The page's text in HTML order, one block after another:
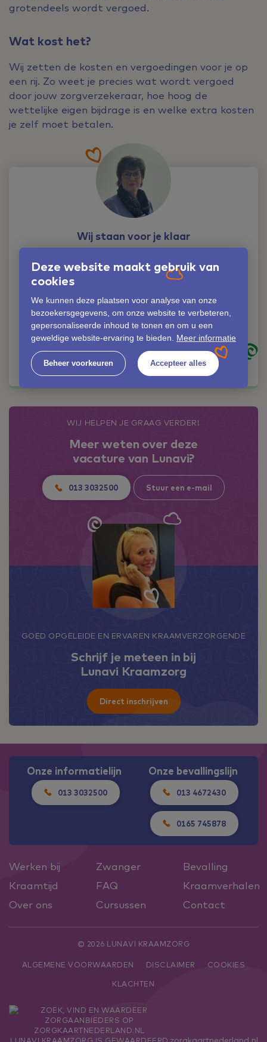
Deze website maakt gebruik van
cookies
We kunnen deze plaatsen voor analyse van onze
bezoekersgegevens, om onze website te verbeteren,
gepersonaliseerde inhoud te tonen en om u een
geweldige website-ervaring te bieden. Meer informatie
Beheer voorkeuren Accepteer alles
grotendeels wordt vergoed.
Wat kost het?
Wij zetten de kosten en vergoedingen voor je op
een rij. Zo weet je precies wat wordt vergoed
door jouw zorgverzekeraar, hoe hoog de
wettelijke eigen bijdrage is en welke extra kosten
je zelf moet betalen.
Wij staan voor je klaar
persoonlijk spreken?
Lianne Cleijsen
06-42352953
lianne.cleijsen@lunavi.nl
Kom in contact
WIJ HELPEN JE GRAAG VERDER!
Meer weten over deze
vacature van Lunavi?
013 3032500 Stuur een e-mail
GOED OPGELEIDE EN ERVAREN KRAAMVERZORGENDE
Schrijf je meteen in bij
Lunavi Kraamzorg
Direct inschrijven
Onze informatielijn
013 3032500
Onze bevallingslijn
013 4672430
0165 745878
Werken bij Zwanger
Bevalling
Kraamtijd
FAQ
Kraamverhalen
Over ons
Cursussen Contact
© 2026 LUNAVI KRAAMZORG
ALGEMENE VOORWAARDEN DISCLAIMER
COOKIES
KLACHTEN
LUNAVI KRAAMZORG IS GEWAARDEERD